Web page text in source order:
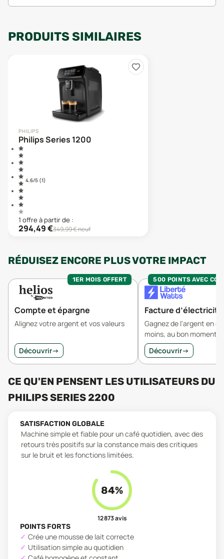
PRODUITS SIMILAIRES
PHILIPS
Philips Series 1200
4.6/5 (1)
1 offre à partir de :
294,49€349,99€ neuf
RÉDUISEZ ENCORE PLUS VOTRE IMPACT
1ER MOIS OFFERT
Compte et épargne
Alignez votre argent et vos valeurs
Découvrir→
500 POINTS AVEC
Facture d’électricité
Gagnez de l'argent en
moins, au bon moment.
Découvrir→
CE QU'EN PENSENT LES UTILISATEURS DU
PHILIPS SERIES 2200
SATISFACTION GLOBALE
Machine simple et fiable pour un café quotidien, avec des
retours très positifs sur la constance mais des critiques
sur le bruit et les fonctions limitées.
84%
12 873avis
POINTS FORTS
Crée une mousse de lait correcte
Utilisation simple au quotidien